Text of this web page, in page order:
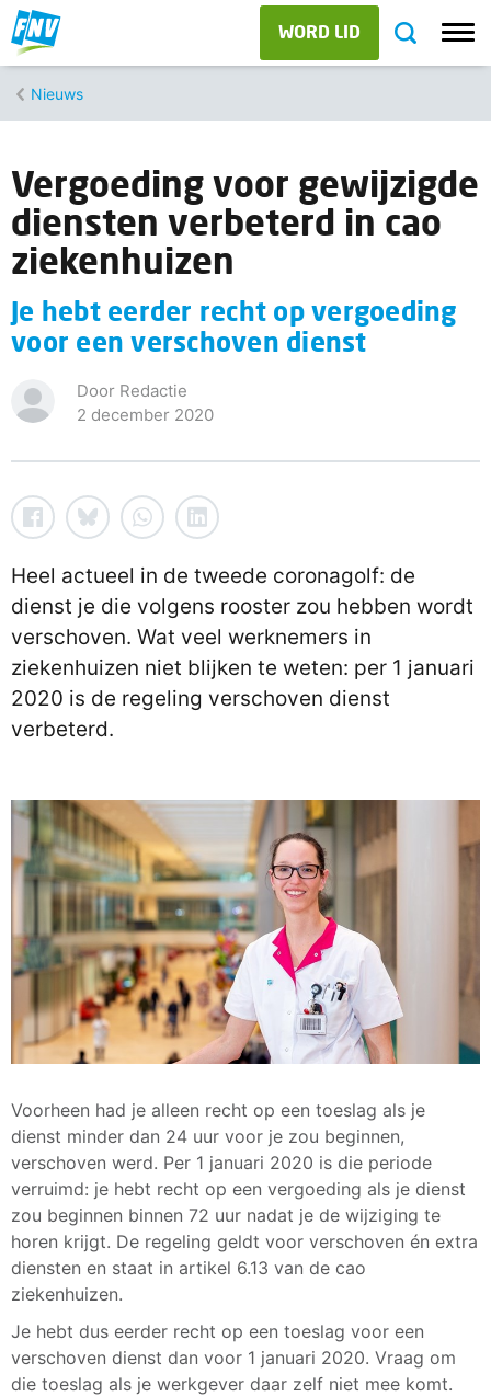
WORD LID
Nieuws
Vergoeding voor gewijzigde
diensten verbeterd in cao
ziekenhuizen
Je hebt eerder recht op vergoeding
voor een verschoven dienst
Door Redactie
2 december 2020
Heel actueel in de tweede coronagolf: de
dienst je die volgens rooster zou hebben wordt
verschoven. Wat veel werknemers in
ziekenhuizen niet blijken te weten: per 1 januari
2020 is de regeling verschoven dienst
verbeterd.
Voorheen had je alleen recht op een toeslag als je
dienst minder dan 24 uur voor je zou beginnen,
verschoven werd. Per 1 januari 2020 is die periode
verruimd: je hebt recht op een vergoeding als je dienst
zou beginnen binnen 72 uur nadat je de wijziging te
horen krijgt. De regeling geldt voor verschoven én extra
diensten en staat in artikel 6.13 van de cao
ziekenhuizen.
Je hebt dus eerder recht op een toeslag voor een
verschoven dienst dan voor 1 januari 2020. Vraag om
die toeslag als je werkgever daar zelf niet mee komt.